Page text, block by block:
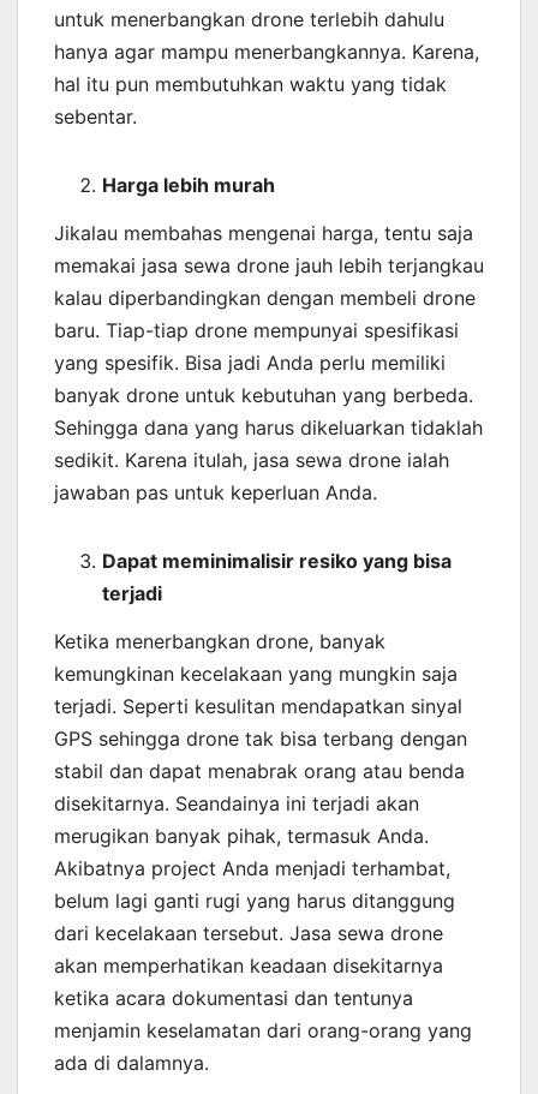
untuk menerbangkan drone terlebih dahulu
hanya agar mampu menerbangkannya. Karena,
hal itu pun membutuhkan waktu yang tidak
sebentar.
Harga lebih murah
Jikalau membahas mengenai harga, tentu saja
memakai jasa sewa drone jauh lebih terjangkau
kalau diperbandingkan dengan membeli drone
baru. Tiap-tiap drone mempunyai spesifikasi
yang spesifik. Bisa jadi Anda perlu memiliki
banyak drone untuk kebutuhan yang berbeda.
Sehingga dana yang harus dikeluarkan tidaklah
sedikit. Karena itulah, jasa sewa drone ialah
jawaban pas untuk keperluan Anda.
Dapat meminimalisir resiko yang bisa
terjadi
Ketika menerbangkan drone, banyak
kemungkinan kecelakaan yang mungkin saja
terjadi. Seperti kesulitan mendapatkan sinyal
GPS sehingga drone tak bisa terbang dengan
stabil dan dapat menabrak orang atau benda
disekitarnya. Seandainya ini terjadi akan
merugikan banyak pihak, termasuk Anda.
Akibatnya project Anda menjadi terhambat,
belum lagi ganti rugi yang harus ditanggung
dari kecelakaan tersebut. Jasa sewa drone
akan memperhatikan keadaan disekitarnya
ketika acara dokumentasi dan tentunya
menjamin keselamatan dari orang-orang yang
ada di dalamnya.